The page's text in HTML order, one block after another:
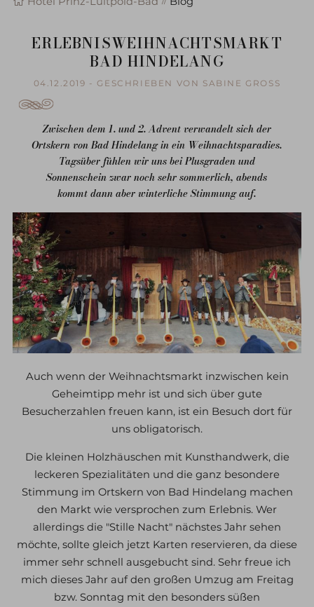
ERLEBNISWEIHNACHTSMARKT
BAD HINDELANG
04.12.2019 - GESCHRIEBEN VON SABINE GROSS
Zwischen dem 1. und 2. Advent verwandelt sich der
Ortskern von Bad Hindelang in ein Weihnachtsparadies.
Tagsüber fühlen wir uns bei Plusgraden und
Sonnenschein zwar noch sehr sommerlich, abends
kommt dann aber winterliche Stimmung auf.
Auch wenn der Weihnachtsmarkt inzwischen kein
Geheimtipp mehr ist und sich über gute
Besucherzahlen freuen kann, ist ein Besuch dort für
uns obligatorisch.
Die kleinen Holzhäuschen mit Kunsthandwerk, die
leckeren Spezialitäten und die ganz besondere
Stimmung im Ortskern von Bad Hindelang machen
den Markt wie versprochen zum Erlebnis. Wer
allerdings die "Stille Nacht" nächstes Jahr sehen
möchte, sollte gleich jetzt Karten reservieren, da diese
immer sehr schnell ausgebucht sind. Sehr freue ich
mich dieses Jahr auf den großen Umzug am Freitag
bzw. Sonntag mit den besonders süßen